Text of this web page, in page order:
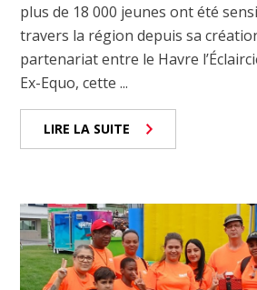
plus de 18 000 jeunes ont été
travers la région depuis sa
partenariat entre le Havre
Ex-Equo, cette ...
LIRE LA SUITE